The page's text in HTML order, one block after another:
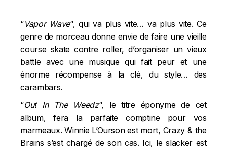
“Vapor Wave“, qui va plus vite… va plus vite. Ce
genre de morceau donne envie de faire une vieille
course skate contre roller, d’organiser un vieux
battle avec une musique qui fait peur et une
énorme récompense à la clé, du style… des
carambars.
“Out In The Weedz“, le titre éponyme de cet
album, fera la parfaite comptine pour vos
marmeaux. Winnie L’Ourson est mort, Crazy & the
Brains s’est chargé de son cas. Ici, le slacker est